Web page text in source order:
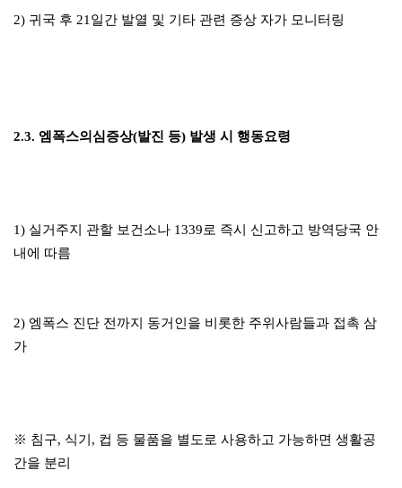
2) 귀국 후 21일간 발열 및 기타 관련 증상 자가 모니터링
2.3. 엠폭스의심증상(발진 등) 발생 시 행동요령
1) 실거주지 관할 보건소나 1339로 즉시 신고하고 방역당국 안
내에 따름
2) 엠폭스 진단 전까지 동거인을 비롯한 주위사람들과 접촉 삼
가
※ 침구, 식기, 컵 등 물품을 별도로 사용하고 가능하면 생활공
간을 분리